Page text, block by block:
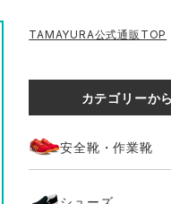
ア コンプ
アイズ
桑和
ボンマックス
飲食店
医療白
TAMAYURA公式通販TOP
カテゴリーか
安全靴・作業靴